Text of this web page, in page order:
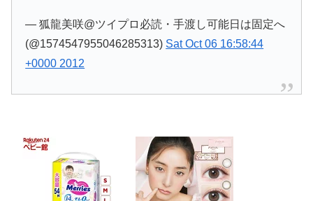
— 狐龍美咲@ツイプロ必読・手渡し可能日は固定へ
(@1574547955046285313) Sat Oct 06 16:58:44
+0000 2012